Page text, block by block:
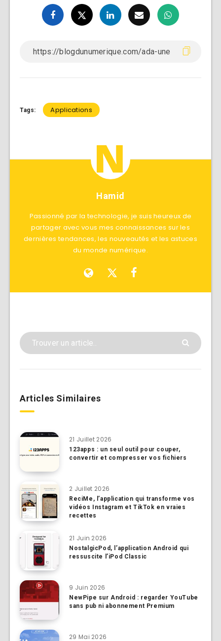
Tags: Applications
Hamid
Passionné par la technologie, je suis heureux de
partager avec vous mes connaissances sur les
dernières tendances, les nouveautés et les astuces
du monde numérique.
Articles Similaires
21 Juillet 2026
123apps : un seul outil pour couper,
convertir et compresser vos fichiers
2 Juillet 2026
ReciMe, l’application qui transforme vos
vidéos Instagram et TikTok en vraies
recettes
21 Juin 2026
NostalgicPod, l’application Android qui
ressuscite l’iPod Classic
9 Juin 2026
NewPipe sur Android : regarder YouTube
sans pub ni abonnement Premium
29 Mai 2026